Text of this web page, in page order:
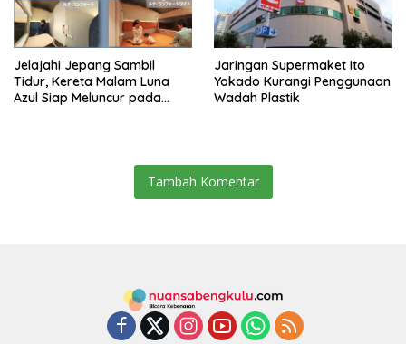
Jelajahi Jepang Sambil
Tidur, Kereta Malam Luna
Azul Siap Meluncur pada
Jaringan Supermaket Ito
Yokado Kurangi Penggunaan
Wadah Plastik
Tambah Komentar